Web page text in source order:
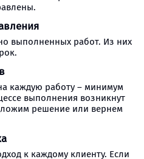
выполненных работ. Из них
каждую работу – минимум
выполнения возникнут
решение или вернем
к каждому клиенту. Если